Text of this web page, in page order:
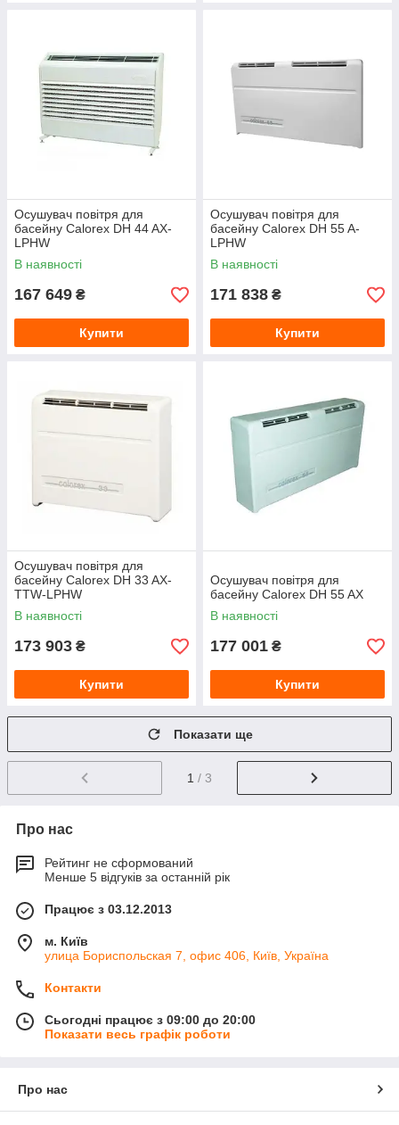
Осушувач повітря для
басейну Calorex DH 44 AX-
LPHW
В наявності
167 649 ₴
Купити
Осушувач повітря для
басейну Calorex DH 55 A-
LPHW
В наявності
171 838 ₴
Купити
Осушувач повітря для
басейну Calorex DH 33 AX-
TTW-LPHW
В наявності
173 903 ₴
Купити
Осушувач повітря для
басейну Calorex DH 55 AX
В наявності
177 001 ₴
Купити
Показати ще
1 / 3
Про нас
Рейтинг не сформований
Менше 5 відгуків за останній рік
Працює з 03.12.2013
м. Київ
улица Бориспольская 7, офис 406, Київ, Україна
Контакти
Сьогодні працює з 09:00 до 20:00
Показати весь графік роботи
Про нас